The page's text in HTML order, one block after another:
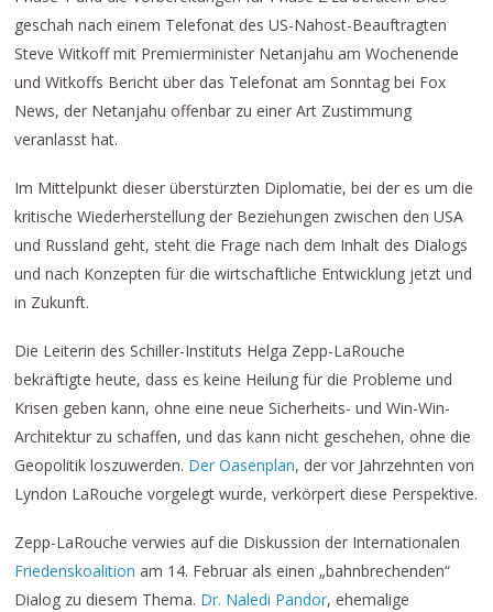
geschah nach einem Telefonat des US-Nahost-Beauftragten
Steve Witkoff mit Premierminister Netanjahu am Wochenende
und Witkoffs Bericht über das Telefonat am Sonntag bei Fox
News, der Netanjahu offenbar zu einer Art Zustimmung
veranlasst hat.
Im Mittelpunkt dieser überstürzten Diplomatie, bei der es um die
kritische Wiederherstellung der Beziehungen zwischen den USA
und Russland geht, steht die Frage nach dem Inhalt des Dialogs
und nach Konzepten für die wirtschaftliche Entwicklung jetzt und
in Zukunft.
Die Leiterin des Schiller-Instituts Helga Zepp-LaRouche
bekräftigte heute, dass es keine Heilung für die Probleme und
Krisen geben kann, ohne eine neue Sicherheits- und Win-Win-
Architektur zu schaffen, und das kann nicht geschehen, ohne die
Geopolitik loszuwerden. Der Oasenplan, der vor Jahrzehnten von
Lyndon LaRouche vorgelegt wurde, verkörpert diese Perspektive.
Zepp-LaRouche verwies auf die Diskussion der Internationalen
Friedenskoalition am 14. Februar als einen „bahnbrechenden“
Dialog zu diesem Thema. Dr. Naledi Pandor, ehemalige